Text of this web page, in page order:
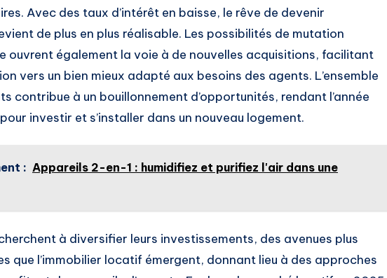
Avec des taux d’intérêt en baisse, le rêve de devenir
de plus en plus réalisable. Les possibilités de mutation
ouvrent également la voie à de nouvelles acquisitions, facilitant
vers un bien mieux adapté aux besoins des agents. L’ensemble
contribue à un bouillonnement d’opportunités, rendant l’année
investir et s’installer dans un nouveau logement.
: Appareils 2-en-1 : humidifiez et purifiez l'air dans une
à diversifier leurs investissements, des avenues plus
que l’immobilier locatif émergent, donnant lieu à des approches